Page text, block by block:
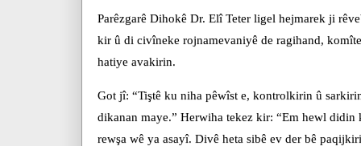
Parêzgarê Dihokê Dr. Elî Teter ligel hejmarek ji
kir û di civîneke rojnamevaniyê de ragihand,
hatiye avakirin.
Got jî: “Tiştê ku niha pêwîst e, kontrolkirin û
dikanan maye.” Herwiha tekez kir: “Em hewl
rewşa wê ya asayî. Divê heta sibê ev der bê